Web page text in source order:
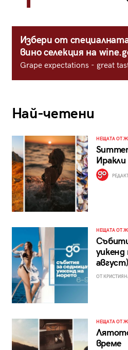
Избери от
вино селекция на
Grape expectations - great
Най-четени
НЕЩАТА ОТ
Иракли
НЕЩАТА ОТ
август)
ОТ
НЕЩАТА ОТ
време